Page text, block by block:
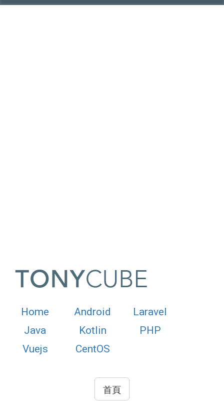
Home Android
Laravel
Java
Kotlin
PHP
Vuejs
CentOS
首頁